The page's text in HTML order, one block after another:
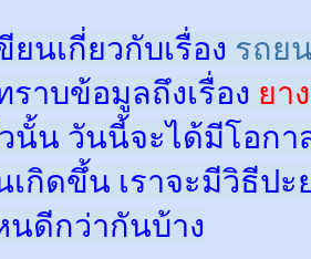
ยนเกี่ยวกับเรื่อง รถย
าบข้อมูลถึงเรื่อง ยา
นั้น วันนี้จะได้มีโอกา
กิดขึ้น เราจะมีวิธีปะ
นดีกว่ากันบ้าง